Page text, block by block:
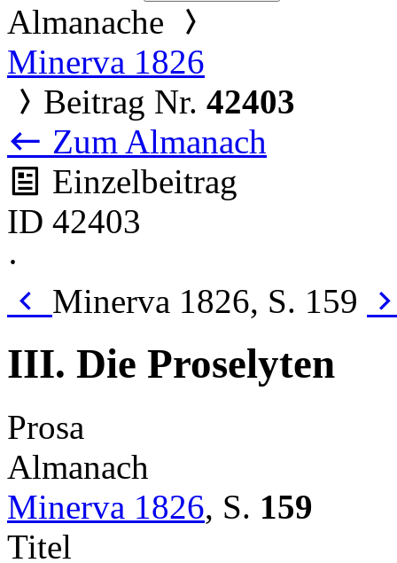
Almanache
Minerva 1826
Beitrag Nr. 42403
Zum Almanach
Einzelbeitrag
ID 42403
·
Minerva 1826, S. 159
III. Die Proselyten
Prosa
Almanach
Minerva 1826, S. 159
Titel